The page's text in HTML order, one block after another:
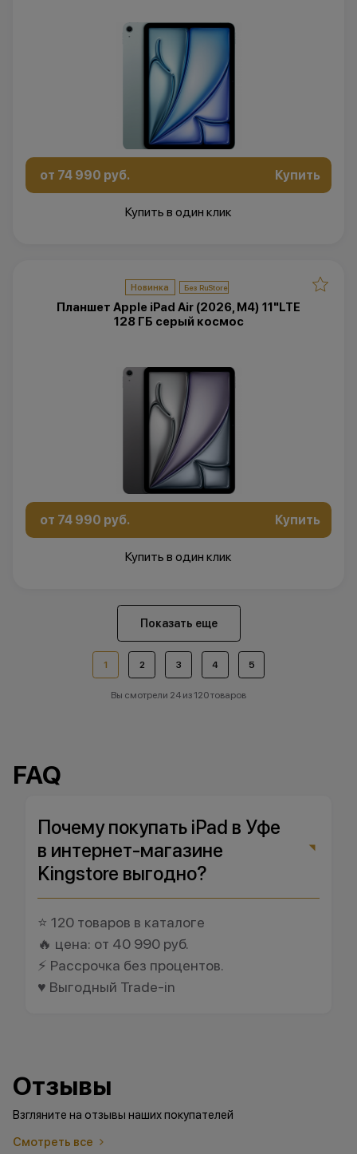
от 74 990 руб. Купить
Купить в один клик
Новинка
Планшет Apple iPad Air (2026, M4) 11"LTE
128 ГБ серый космос
от 74 990 руб. Купить
Купить в один клик
Показать еще
1 2 3 4 5
Вы смотрели 24 из 120 товаров
FAQ
Почему покупать iPad в Уфе
в интернет-магазине
Kingstore выгодно?
⭐ 120 товаров в каталоге
🔥 цена: от 40 990 руб.
⚡ Рассрочка без процентов.
♥️ Выгодный Trade-in
Отзывы
Взгляните на отзывы наших покупателей
Смотреть все